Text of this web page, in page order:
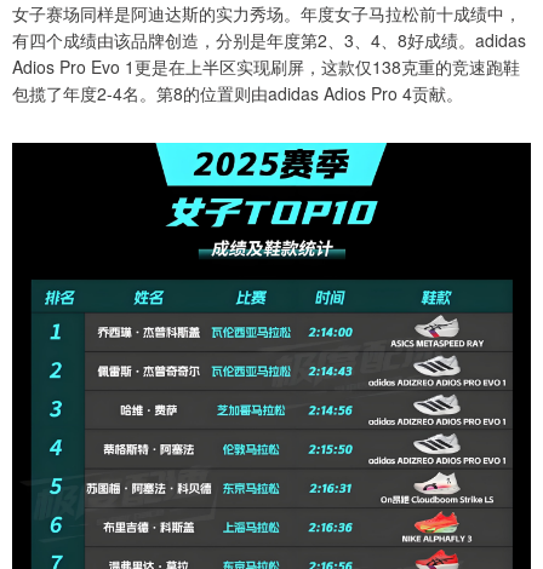
女子赛场同样是阿迪达斯的实力秀场。年度女子马拉松前十成绩中，
有四个成绩由该品牌创造，分别是年度第2、3、4、8好成绩。adidas
Adios Pro Evo 1更是在上半区实现刷屏，这款仅138克重的竞速跑鞋
包揽了年度2-4名。第8的位置则由adidas Adios Pro 4贡献。